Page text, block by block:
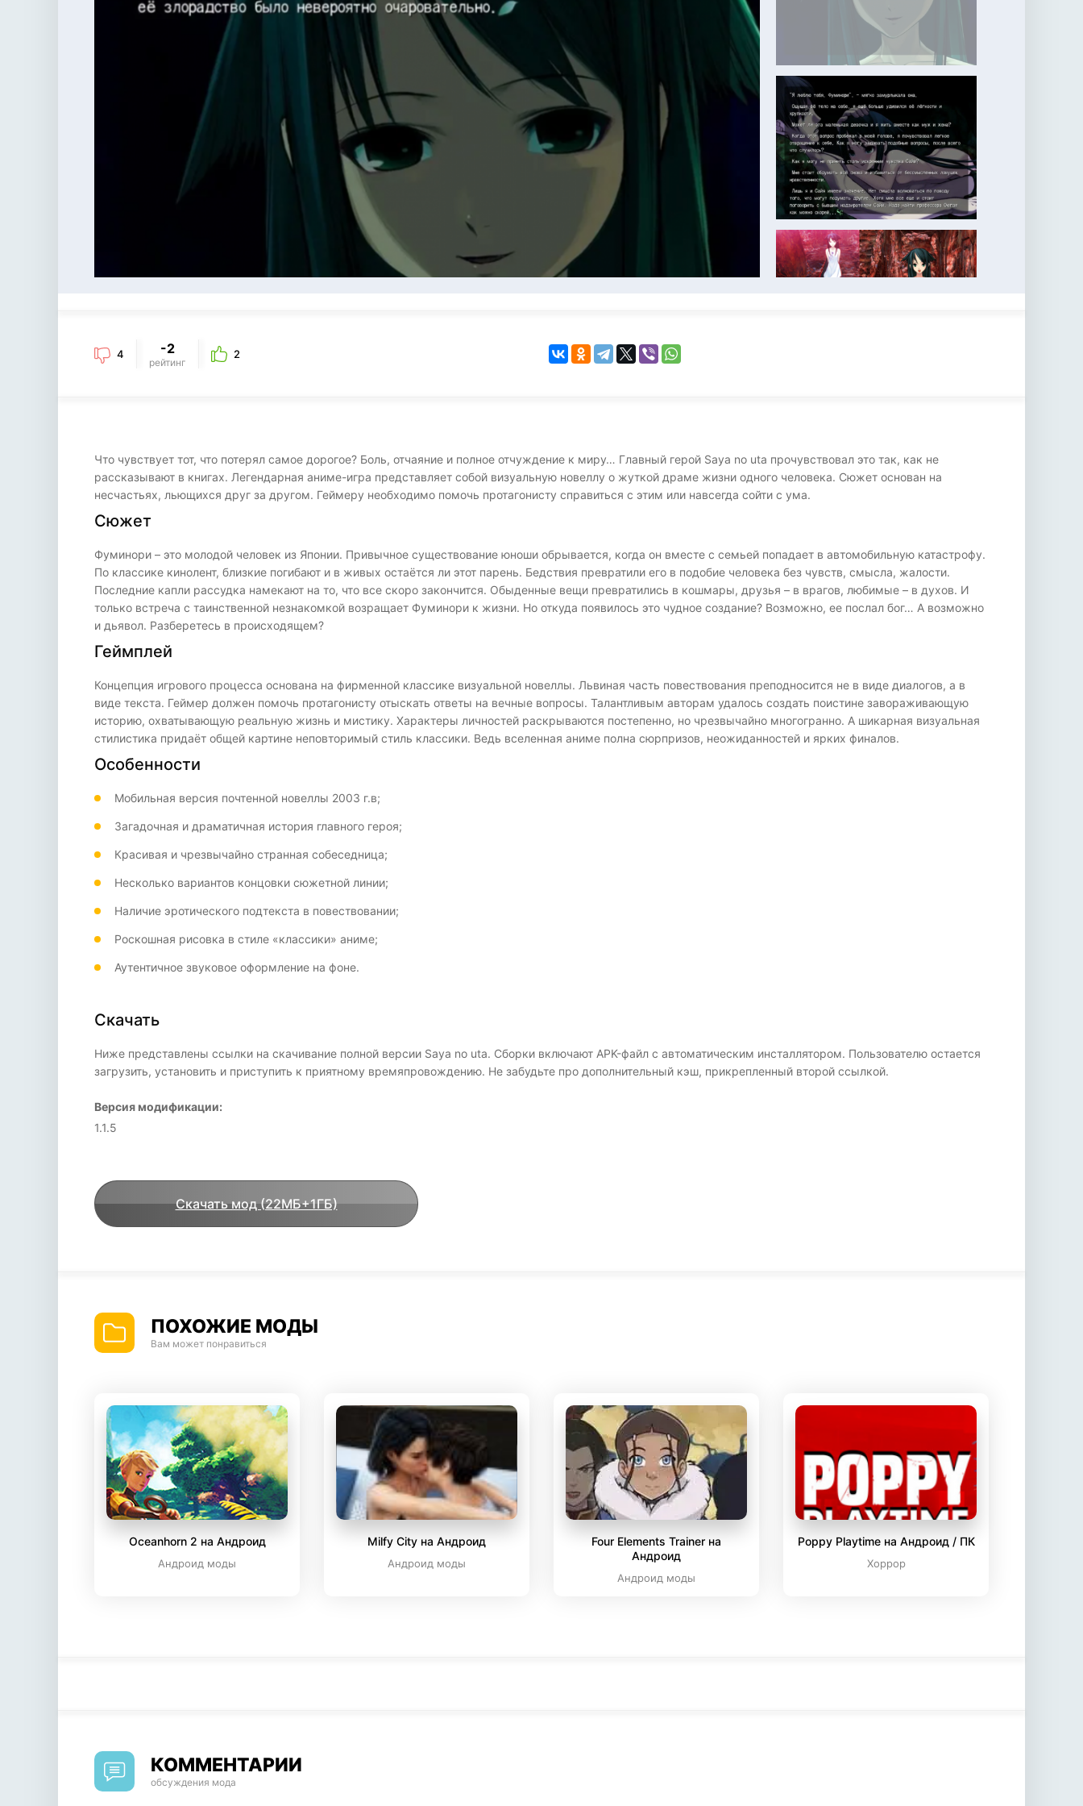
KINGDOM COME:
DELIVERANCE
бродилка
4 -2
рейтинг
2
Что чувствует тот, что потерял самое дорогое? Боль, отчаяние и полное отчуждение к миру… Главный герой Saya no uta прочувствовал это так, как не
рассказывают в книгах. Легендарная аниме-игра представляет собой визуальную новеллу о жуткой драме жизни одного человека. Сюжет основан на
несчастьях, льющихся друг за другом. Геймеру необходимо помочь протагонисту справиться с этим или навсегда сойти с ума.
Сюжет
Фуминори – это молодой человек из Японии. Привычное существование юноши обрывается, когда он вместе с семьей попадает в автомобильную катастрофу.
По классике кинолент, близкие погибают и в живых остаётся ли этот парень. Бедствия превратили его в подобие человека без чувств, смысла, жалости.
Последние капли рассудка намекают на то, что все скоро закончится. Обыденные вещи превратились в кошмары, друзья – в врагов, любимые – в духов. И
только встреча с таинственной незнакомкой возращает Фуминори к жизни. Но откуда появилось это чудное создание? Возможно, ее послал бог… А возможно
и дьявол. Разберетесь в происходящем?
Геймплей
Концепция игрового процесса основана на фирменной классике визуальной новеллы. Львиная часть повествования преподносится не в виде диалогов, а в
виде текста. Геймер должен помочь протагонисту отыскать ответы на вечные вопросы. Талантливым авторам удалось создать поистине завораживающую
историю, охватывающую реальную жизнь и мистику. Характеры личностей раскрываются постепенно, но чрезвычайно многогранно. А шикарная визуальная
стилистика придаёт общей картине неповторимый стиль классики. Ведь вселенная аниме полна сюрпризов, неожиданностей и ярких финалов.
Особенности
Мобильная версия почтенной новеллы 2003 г.в;
Загадочная и драматичная история главного героя;
Красивая и чрезвычайно странная собеседница;
Несколько вариантов концовки сюжетной линии;
Наличие эротического подтекста в повествовании;
Роскошная рисовка в стиле «классики» аниме;
Аутентичное звуковое оформление на фоне.
Скачать
Ниже представлены ссылки на скачивание полной версии Saya no uta. Сборки включают APK-файл с автоматическим инсталлятором. Пользователю остается
загрузить, установить и приступить к приятному времяпровождению. Не забудьте про дополнительный кэш, прикрепленный второй ссылкой.
Версия модификации:
1.1.5
Скачать мод (22МБ+1ГБ)
ПОХОЖИЕ МОДЫ
Вам может понравиться
Oceanhorn 2 на Андроид
Андроид моды
Milfy City на Андроид
Андроид моды
Four Elements Trainer на
Андроид
Андроид моды
Poppy Playtime на Андроид / ПК
Хоррор
КОММЕНТАРИИ
обсуждения мода